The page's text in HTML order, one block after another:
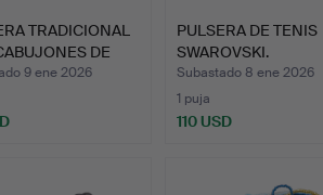
TRADICIONAL
DE
9 ene 2026
PULSERA DE TENIS
SWAROVSKI.
Subastado 8 ene 2026
1 puja
110 USD